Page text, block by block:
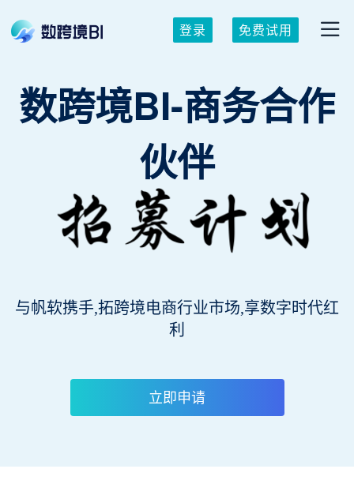
登录 免费试用
数跨境BI-商务合作
伙伴
与帆软携手,拓跨境电商行业市场,享数字时代红
利
立即申请